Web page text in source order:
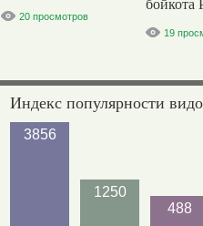
20 просмотров
бойкота
19
Индекс популярности
3856
1250
488